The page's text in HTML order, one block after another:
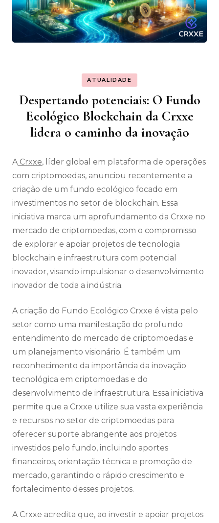
ATUALIDADE
Despertando potenciais: O Fundo
Ecológico Blockchain da Crxxe
lidera o caminho da inovação
ACrxxe, líder global em plataforma de operações
com criptomoedas, anunciou recentemente a
criação de um fundo ecológico focado em
investimentos no setor de blockchain. Essa
iniciativa marca um aprofundamento da Crxxe no
mercado de criptomoedas, com o compromisso
de explorar e apoiar projetos de tecnologia
blockchain e infraestrutura com potencial
inovador, visando impulsionar o desenvolvimento
inovador de toda a indústria.
A criação do Fundo Ecológico Crxxe é vista pelo
setor como uma manifestação do profundo
entendimento do mercado de criptomoedas e
um planejamento visionário. É também um
reconhecimento da importância da inovação
tecnológica em criptomoedas e do
desenvolvimento de infraestrutura. Essa iniciativa
permite que a Crxxe utilize sua vasta experiência
e recursos no setor de criptomoedas para
oferecer suporte abrangente aos projetos
investidos pelo fundo, incluindo aportes
financeiros, orientação técnica e promoção de
mercado, garantindo o rápido crescimento e
fortalecimento desses projetos.
A Crxxe acredita que, ao investir e apoiar projetos